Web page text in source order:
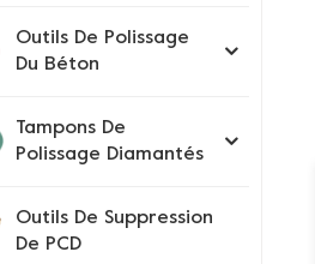
Outils De Polissage
Du Béton
Tampons De
Polissage Diamantés
Outils De Suppression
De PCD